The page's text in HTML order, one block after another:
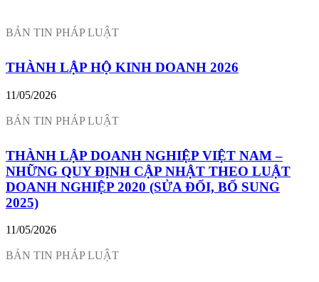
THÀNH LẬP HỘ KINH DOANH 2026
11/05/2026
THÀNH LẬP DOANH NGHIỆP VIỆT NAM –
NHỮNG QUY ĐỊNH CẬP NHẬT THEO LUẬT
DOANH NGHIỆP 2020 (SỬA ĐỔI, BỔ SUNG
2025)
11/05/2026